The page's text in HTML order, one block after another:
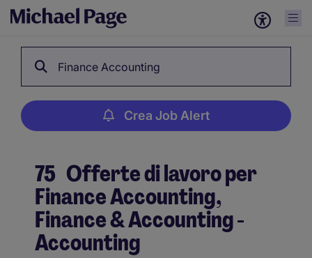
Finance Accounting
Crea Job Alert
75 Offerte di lavoro per
Finance Accounting,
Finance & Accounting -
Accounting